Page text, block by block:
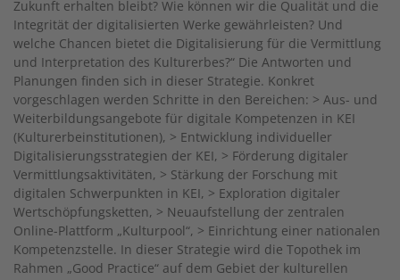
Zukunft erhalten bleibt? Wie können wir die Qualität und die
Integrität der digitalisierten Werke gewährleisten? Und
welche Chancen bietet die Digitalisierung für die Vermittlung
und Interpretation des Kulturerbes?“ Die Antworten und
Planungen finden sich in dieser Strategie. Konkret
vorgeschlagen werden Schritte in den Bereichen: > Aus- und
Weiterbildungsangebote für digitale Kompetenzen in KEI
(Kulturerbeinstitutionen), > Entwicklung individueller
Digitalisierungsstrategien der KEI, > Förderung digitaler
Vermittlungsaktivitäten, > Stärkung der Forschung mit
digitalen Schwerpunkten in KEI, > Exploration digitaler
Wertschöpfungsketten, > Neuaufstellung der zentralen
Online-Plattform „Kulturpool“, > Einrichtung einer nationalen
Kompetenzstelle. In dieser Strategie wird die Topothek im
Rahmen „Good Practice“ auf dem Gebiet der kulturellen